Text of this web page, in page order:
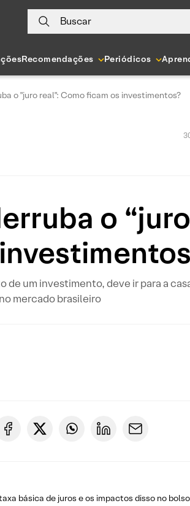
Buscar
Recomendações Periódicos
o "juro real": Como ficam os investimentos?
o
um investimento, deve ir para a
mercado brasileiro
básica de juros e os impactos disso no